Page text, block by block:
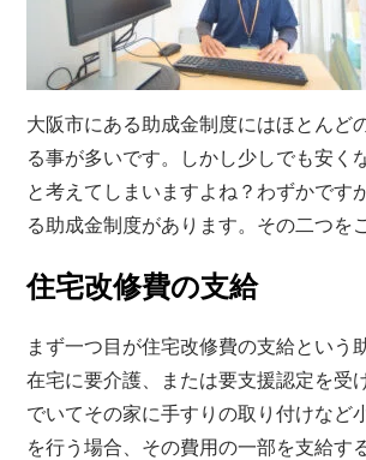
大阪市にある助成金制度にはほとんど
る事が多いです。しかし少しでも安く
と考えてしまいますよね？わずかです
る助成金制度があります。その二つを
住宅改修費の支給
まず一つ目が住宅改修費の支給という
在宅に要介護、または要支援認定を受
でいてその家に手すりの取り付けなど
を行う場合、その費用の一部を支給す